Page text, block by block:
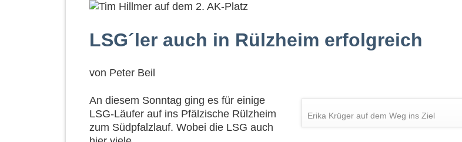
LSG´ler auch in Rülzheim erfolgreich
von Peter Beil
Erika Krüger auf dem Weg ins Ziel
An diesem Sonntag ging es für einige
LSG-Läufer auf ins Pfälzische Rülzheim
zum Südpfalzlauf. Wobei die LSG auch